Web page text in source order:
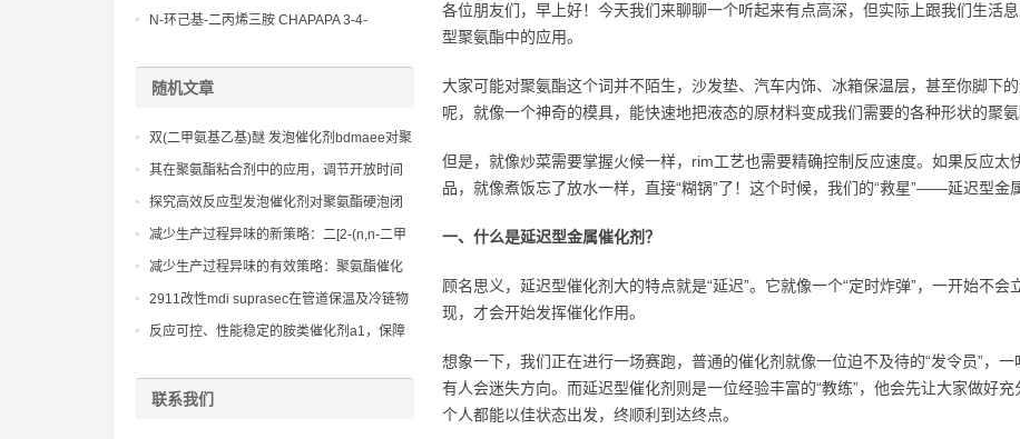
各位朋友们，早上好！今天我们来聊聊一个听起来有点高深，但实际上跟我们生活
型聚氨酯中的应用。
大家可能对聚氨酯这个词并不陌生，沙发垫、汽车内饰、冰箱保温层，甚至你脚下
呢，就像一个神奇的模具，能快速地把液态的原材料变成我们需要的各种形状的聚氨
但是，就像炒菜需要掌握火候一样，rim工艺也需要精确控制反应速度。如果反应
品，就像煮饭忘了放水一样，直接“糊锅”了！这个时候，我们的“救星”——延迟型金
一、什么是延迟型金属催化剂？
顾名思义，延迟型催化剂大的特点就是“延迟”。它就像一个“定时炸弹”，一开始不
现，才会开始发挥催化作用。
想象一下，我们正在进行一场赛跑，普通的催化剂就像一位迫不及待的“发令员”，
有人会迷失方向。而延迟型催化剂则是一位经验丰富的“教练”，他会先让大家做好
个人都能以佳状态出发，终顺利到达终点。
No 109-76-2
N-环己基-二丙烯三胺 CHAPAPA 3-4-
随机文章
双(二甲氨基乙基)醚 发泡催化剂bdmaee对聚
氨酯泡沫孔隙结构和物理机械性能的调控作
用
其在聚氨酯粘合剂中的应用，调节开放时间
和固化速度
探究高效反应型发泡催化剂对聚氨酯硬泡闭
孔率和热导率的影响
减少生产过程异味的新策略：二[2-(n,n-二甲
氨基乙基)]醚
减少生产过程异味的有效策略：聚氨酯催化
剂pmdeta的应用
2911改性mdi suprasec在管道保温及冷链物
流中的mdi应用价值
反应可控、性能稳定的胺类催化剂a1，保障
联系我们